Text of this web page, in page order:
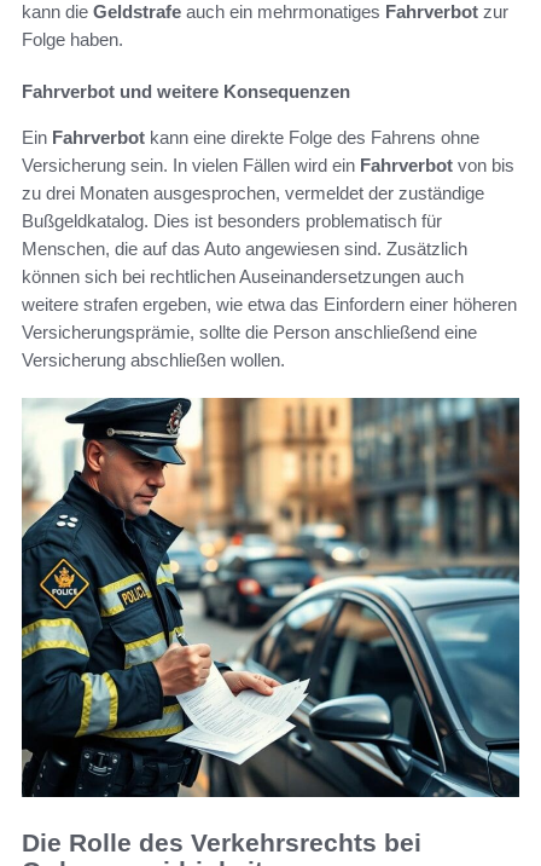
kann die Geldstrafe auch ein mehrmonatiges Fahrverbot zur
Folge haben.
Fahrverbot und weitere Konsequenzen
Ein Fahrverbot kann eine direkte Folge des Fahrens ohne
Versicherung sein. In vielen Fällen wird ein Fahrverbot von bis
zu drei Monaten ausgesprochen, vermeldet der zuständige
Bußgeldkatalog. Dies ist besonders problematisch für
Menschen, die auf das Auto angewiesen sind. Zusätzlich
können sich bei rechtlichen Auseinandersetzungen auch
weitere strafen ergeben, wie etwa das Einfordern einer höheren
Versicherungsprämie, sollte die Person anschließend eine
Versicherung abschließen wollen.
Die Rolle des Verkehrsrechts bei